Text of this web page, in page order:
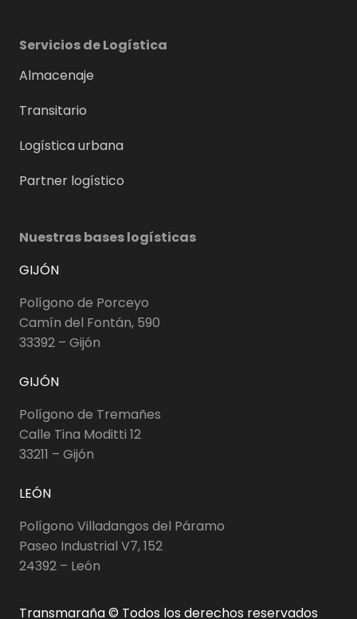
Servicios de Logística
Almacenaje
Transitario
Logística urbana
Partner logístico
Nuestras bases logísticas
GIJÓN
Polígono de Porceyo
Camín del Fontán, 590
33392 – Gijón
GIJÓN
Polígono de Tremañes
Calle Tina Moditti 12
33211 – Gijón
LEÓN
Polígono Villadangos del Páramo
Paseo Industrial V7, 152
24392 – León
Transmaraña © Todos los derechos reservados